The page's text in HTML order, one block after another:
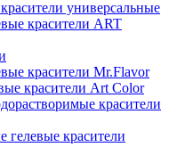
универсальные
красители ART
красители Mr.Flavor
красители Art Color
красители
красители